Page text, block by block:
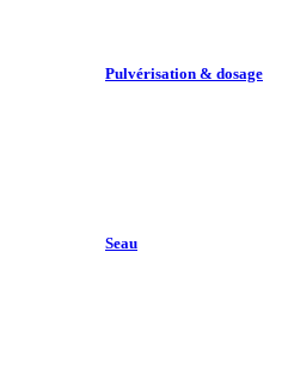
Pulvérisation & dosage
Seau